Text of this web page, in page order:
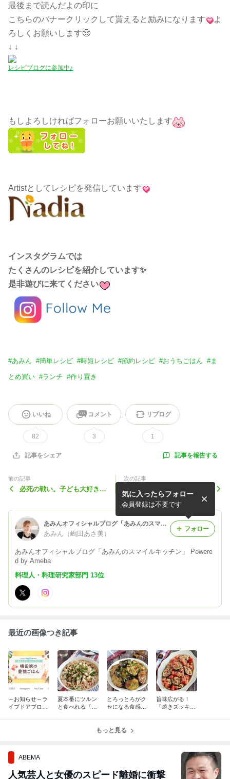
最後まで読んだよの印に
こちらのバナークリックして貰えると励みになります
よ
ろしくお願いします🥺
↓ ↓
レシピブログに参加中♪
もしよろしければフォローお願いいたします
Artistとしてレシピを発信しています
インスタグラムでは
たくさんのレシピを紹介しています✨
是非遊びに来てください
#あみん #簡単レシピ #時短レシピ #節約レシピ #おうちごはん #ま
とめ買い #ランチ #作り置き
いいね
82
コメント
3
リブログ
1
記事をシェア 記事を報告する
前の記事
必死の戦い。子ども大好きチ
次の記事
100円ショップは罪な場所。
体あったまる白菜とツナのジ
ンジャースープ
あみんオフィシャルブログ「あみんのスマイルキッチン」 Powered by Ameba
あみん（嶋田あさ美）
あみんオフィシャルブログ「あみんのスマイルキッチン」 Powere
d by Ameba
気に入ったらフォロー
会員登録は不要です
フォロー
料理人・料理研究家部門 13位
最近の画像つき記事
～お知らせ～ラ
イブドアブログ
夏本番にツルン
と食べれる『さ
とろっとろがク
セになる食感！
甘酢照り焼き』
旨味広がる！
『焼きズッキー
もっと見る
ABEMA
人気芸人と女優のスピード離婚に衝撃